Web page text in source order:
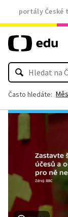
portály České
Často hledáte: